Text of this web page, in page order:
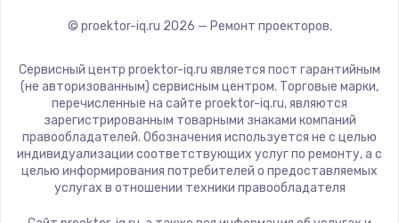
© proektor-iq.ru 2026 — Ремонт проекторов.
Сервисный центр proektor-iq.ru является пост гарантийным
(не авторизованным) сервисным центром. Торговые марки,
перечисленные на сайте proektor-iq.ru, являются
зарегистрированным товарными знаками компаний
правообладателей. Обозначения используется не с целью
индивидуализации соответствующих услуг по ремонту, а с
целью информирования потребителей о предоставляемых
услугах в отношении техники правообладателя